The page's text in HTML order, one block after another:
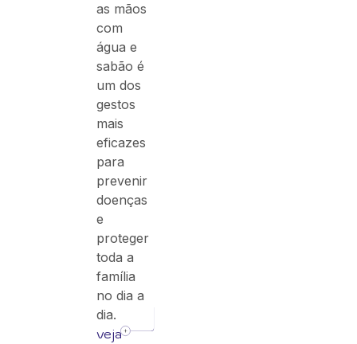
as mãos
com
água e
sabão é
um dos
gestos
mais
eficazes
para
prevenir
doenças
e
proteger
toda a
família
no dia a
dia.
veja